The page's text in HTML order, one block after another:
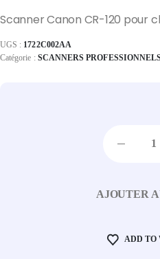
Scanner Canon CR-120 pour
UGS : 1722C002AA
Catégorie : SCANNERS
AJOUTER
ADD TO